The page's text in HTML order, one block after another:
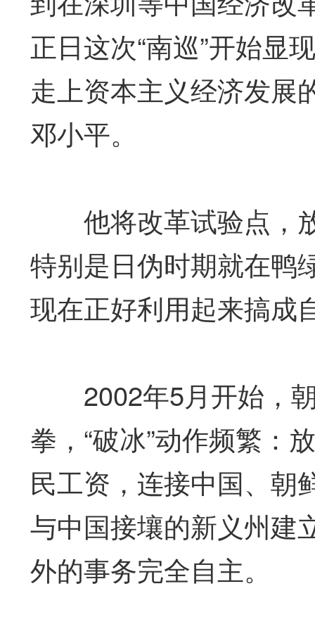
正日这次“南巡”开始显
走上资本主义经济发展
邓小平。
他将改革试验点，
特别是日伪时期就在鸭
现在正好利用起来搞成
2002年5月开始，朝
拳，“破冰”动作频繁：
民工资，连接中国、朝
与中国接壤的新义州建
外的事务完全自主。